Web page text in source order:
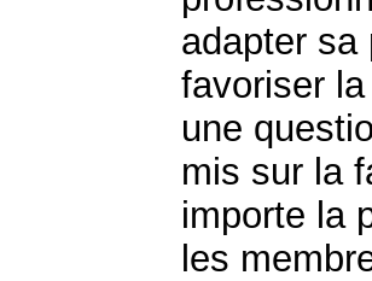
adapter sa
favoriser
une
mis sur la
importe la
les